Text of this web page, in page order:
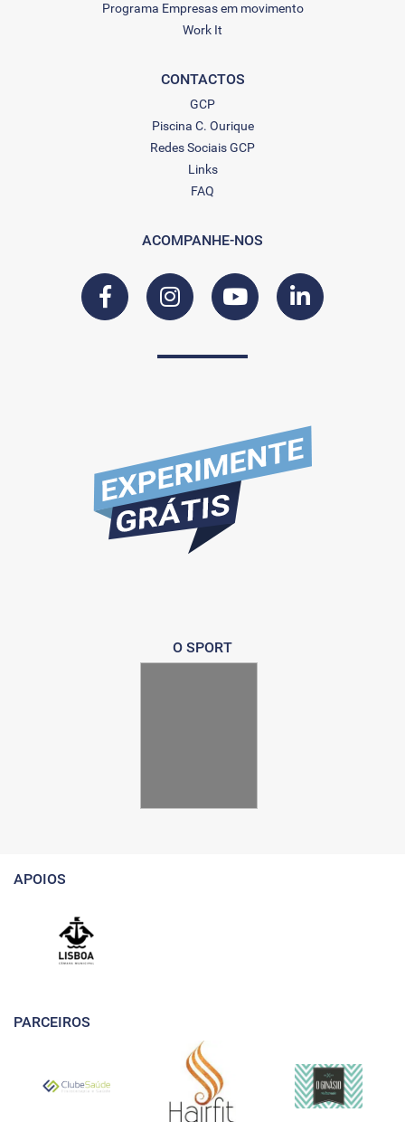
Programa Empresas em movimento
Work It
CONTACTOS
GCP
Piscina C. Ourique
Redes Sociais GCP
Links
FAQ
ACOMPANHE-NOS
O SPORT
APOIOS
PARCEIROS